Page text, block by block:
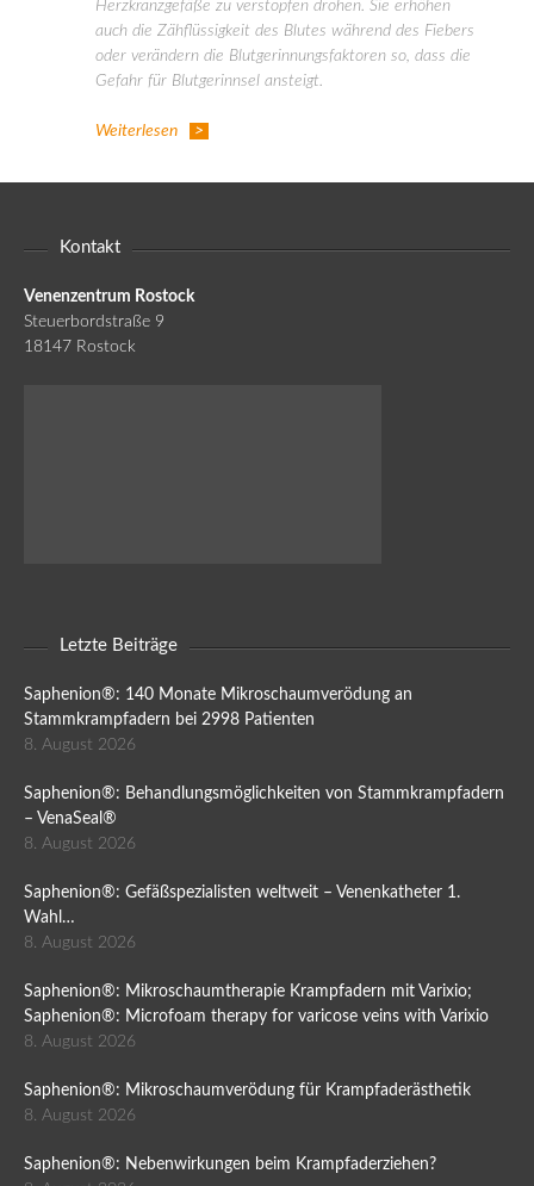
Herzkranzgefäße zu verstopfen drohen. Sie erhöhen
auch die Zähflüssigkeit des Blutes während des Fiebers
oder verändern die Blutgerinnungsfaktoren so, dass die
Gefahr für Blutgerinnsel ansteigt.
Weiterlesen
Kontakt
Venenzentrum Rostock
Steuerbordstraße 9
18147 Rostock
Letzte Beiträge
Saphenion®: 140 Monate Mikroschaumverödung an
Stammkrampfadern bei 2998 Patienten
8. August 2026
Saphenion®: Behandlungsmöglichkeiten von Stammkrampfadern
– VenaSeal®
8. August 2026
Saphenion®: Gefäßspezialisten weltweit – Venenkatheter 1.
Wahl…
8. August 2026
Saphenion®: Mikroschaumtherapie Krampfadern mit Varixio;
Saphenion®: Microfoam therapy for varicose veins with Varixio
8. August 2026
Saphenion®: Mikroschaumverödung für Krampfaderästhetik
8. August 2026
Saphenion®: Nebenwirkungen beim Krampfaderziehen?